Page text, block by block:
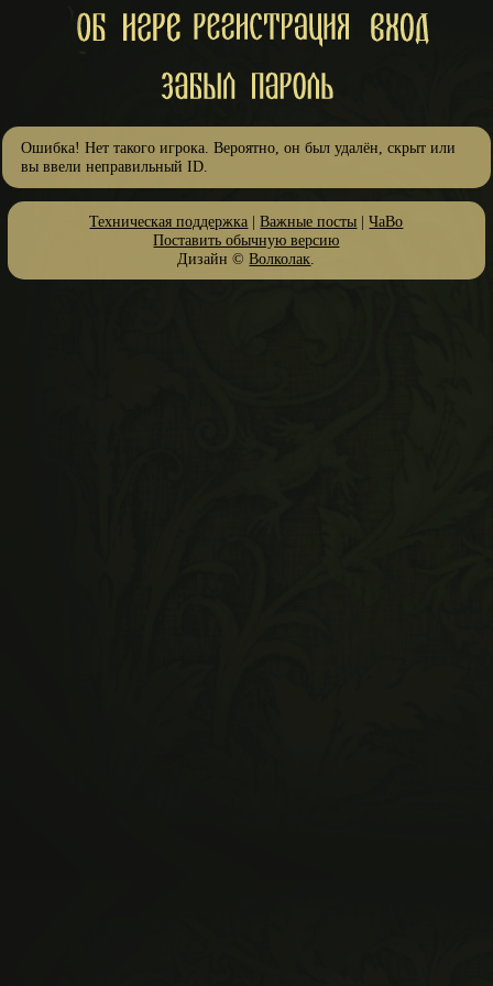
Ошибка! Нет такого игрока. Вероятно, он был удалён, скрыт или
вы ввели неправильный ID.
Техническая поддержка |Важные посты |ЧаВо
Поставить обычную версию
Дизайн ©Волколак